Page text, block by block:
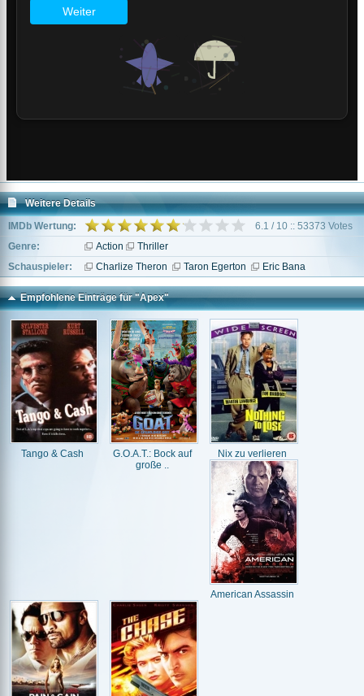
Weitere Details
IMDb Wertung:
6.1 / 10 :: 53373 Votes
Genre:
Action
Thriller
Schauspieler:
Charlize Theron Taron Egerton Eric Bana
Empfohlene Einträge für "Apex"
Tango & Cash
G.O.A.T.: Bock auf
große ..
Nix zu verlieren
American Assassin